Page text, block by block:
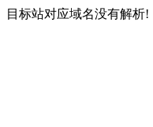
目标站对应域名没有解析!